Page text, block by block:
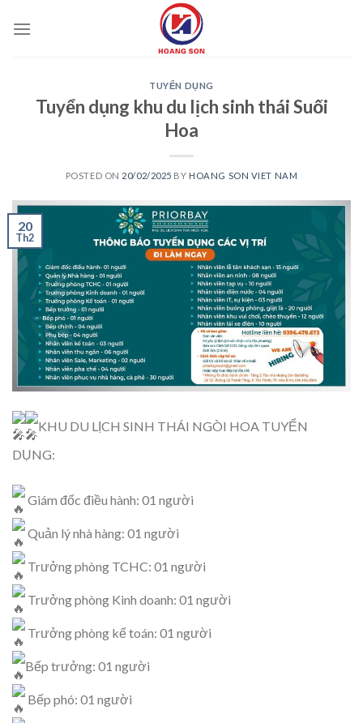
TUYỂN DỤNG
Tuyển dụng khu du lịch sinh thái Suối
Hoa
POSTED ON 20/02/2025 BY HOANG SON VIET NAM
20
Th2
KHU DU LỊCH SINH THÁI NGÒI HOA TUYỂN
DỤNG:
Giám đốc điều hành: 01 người
Quản lý nhà hàng: 01 người
Trưởng phòng TCHC: 01 người
Trưởng phòng Kinh doanh: 01 người
Trưởng phòng kế toán: 01 người
Bếp trưởng: 01 người
Bếp phó: 01 người